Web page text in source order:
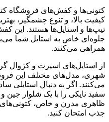
کتونی‌ها و کفش‌های فروشگاه
کیفیت بالا، و تنوع چشمگیر،
تیپ‌ها و استایل‌ها هستند. این
جلوه‌ای خاص به استایل شما
همراهی می‌کنند.
از استایل‌های اسپرت و کژوال
شهری، مدل‌های مختلف این
می‌کنند. اگر به دنبال استایلی
سفید نایکی را با یک شلوار
ظاهری مدرن و خاص، کتونی‌های
جذب امتحان کنید.